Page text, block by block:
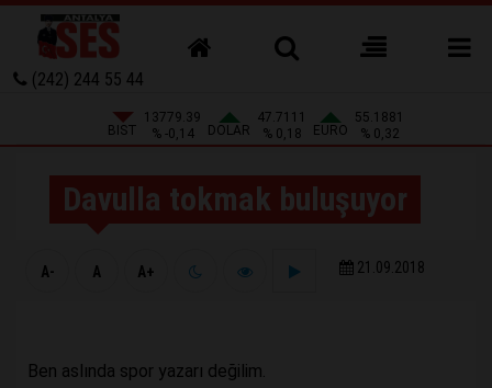
(242) 244 55 44
BIST
13779.39
% -0,14
DOLAR
47.7111
% 0,18
EURO
55.1881
% 0,32
Davulla tokmak buluşuyor
A- A A+ 21.09.2018
Ben aslında spor yazarı değilim.